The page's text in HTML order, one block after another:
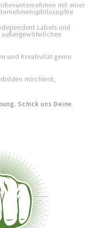
mit einer
Labels und
und Kreativität gerne
möchtest,
Schick uns Deine